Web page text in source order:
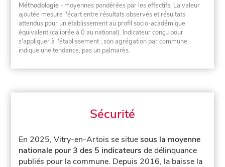
Méthodologie - moyennes pondérées par les effectifs. La valeur
ajoutée mesure l'écart entre résultats observés et résultats
attendus pour un établissement au profil socio-académique
équivalent (calibrée à 0 au national). Indicateur conçu pour
s'appliquer à l'établissement ; son agrégation par commune
indique une tendance, pas un palmarès.
Sécurité
En 2025, Vitry-en-Artois se situesous la moyenne
nationale pour 3 des 5 indicateurs de délinquance
publiés pour la commune. Depuis 2016, la baisse la